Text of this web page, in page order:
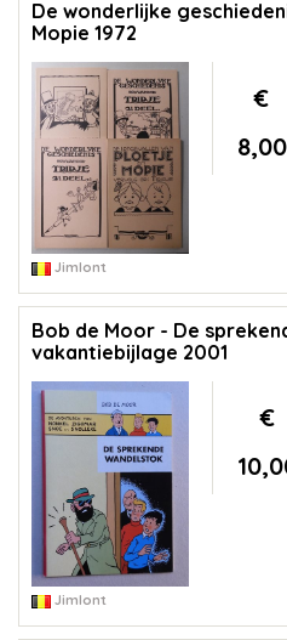
De wonderlijke
Mopie 1972
€
8,00
Jimlont
Bob de Moor - De
vakantiebijlage 2001
€
Jimlont